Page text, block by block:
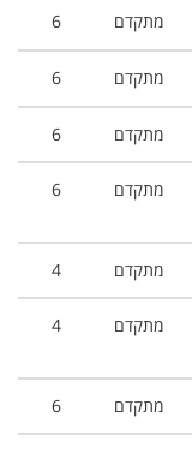
מתקדם 6
מתקדם 6
מתקדם 6
מתקדם 6
מתקדם 4
מתקדם 4
מתקדם 6